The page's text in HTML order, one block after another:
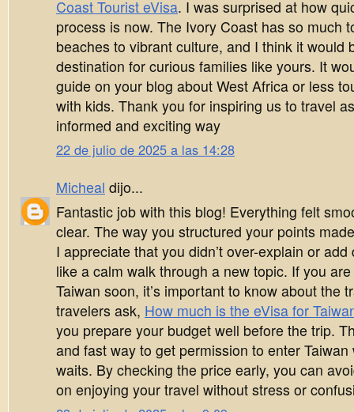
Coast Tourist eVisa. I was surprised at how
process is now. The Ivory Coast has so much
beaches to vibrant culture, and I think it would
destination for curious families like yours. It
guide on your blog about West Africa or less
with kids. Thank you for inspiring us to travel
informed and exciting way
22 de julio de 2025 a las 14:28
Micheal dijo...
Fantastic job with this blog! Everything felt
clear. The way you structured your points
I appreciate that you didn’t over-explain or
like a calm walk through a new topic. If you
Taiwan soon, it’s important to know about the
travelers ask, How much is the eVisa for
you prepare your budget well before the trip.
and fast way to get permission to enter
waits. By checking the price early, you can
on enjoying your travel without stress or